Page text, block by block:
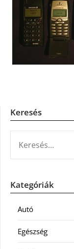
Keresés
Kategóriák
Autó
Egészség